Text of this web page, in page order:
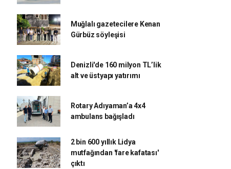
Muğlalı gazetecilere Kenan
Gürbüz söyleşisi
Denizli'de 160 milyon TL’lik
alt ve üstyapı yatırımı
Rotary Adıyaman’a 4x4
ambulans bağışladı
2 bin 600 yıllık Lidya
mutfağından 'fare kafatası'
çıktı